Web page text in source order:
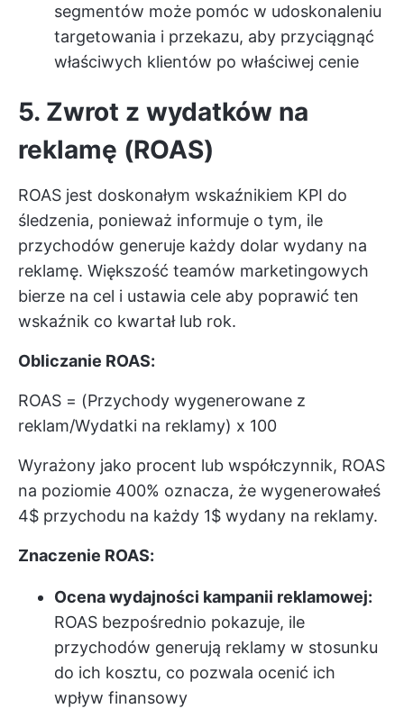
segmentów może pomóc w udoskonaleniu
targetowania i przekazu, aby przyciągnąć
właściwych klientów po właściwej cenie
5. Zwrot z wydatków na
reklamę (ROAS)
ROAS jest doskonałym wskaźnikiem KPI do
śledzenia, ponieważ informuje o tym, ile
przychodów generuje każdy dolar wydany na
reklamę. Większość teamów marketingowych
bierze na cel i ustawia cele aby poprawić ten
wskaźnik co kwartał lub rok.
Obliczanie ROAS:
ROAS = (Przychody wygenerowane z
reklam/Wydatki na reklamy) x 100
Wyrażony jako procent lub współczynnik, ROAS
na poziomie 400% oznacza, że wygenerowałeś
4$ przychodu na każdy 1$ wydany na reklamy.
Znaczenie ROAS:
Ocena wydajności kampanii reklamowej:
ROAS bezpośrednio pokazuje, ile
przychodów generują reklamy w stosunku
do ich kosztu, co pozwala ocenić ich
wpływ finansowy